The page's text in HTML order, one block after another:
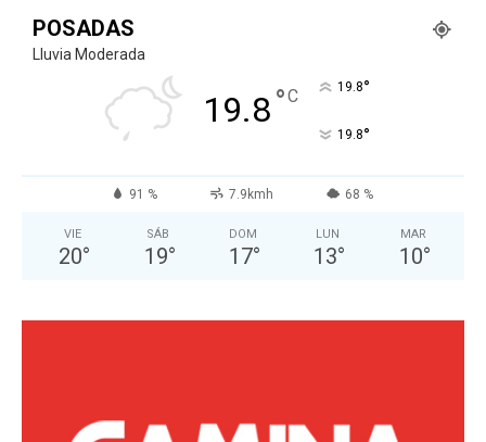
POSADAS
Lluvia Moderada
19.8°C 19.8°
19.8°
91 % 7.9kmh 68 %
VIE
20°
SÁB
19°
DOM
17°
LUN
13°
MAR
10°